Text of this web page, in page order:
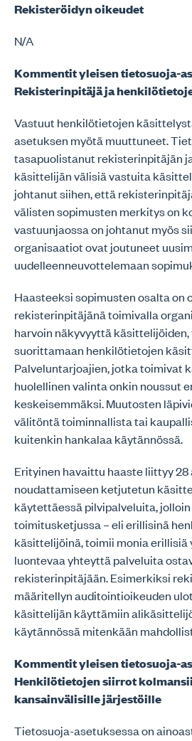
Rekisteröidyn oikeudet
N/A
Kommentit yleisen tietosuoja-
Rekisterinpitäjä ja
Vastuut henkilötietojen
asetuksen myötä muuttuneet.
tasapuolistanut rekisterinpitäjän
käsittelijän välisiä vastuita
johtanut siihen, että
välisten sopimusten merkitys on
vastuunjaossa on johtanut myös
organisaatiot ovat joutuneet
uudelleenneuvottelemaan
Haasteeksi sopimusten osalta on
rekisterinpitäjänä toimivalla
harvoin näkyvyyttä
suorittamaan henkilötietojen
Palveluntarjoajien, jotka toimivat
huolellinen valinta onkin noussut
keskeisemmäksi. Muutosten
välitöntä toiminnallista tai
kuitenkin hankalaa käytännössä.
Erityinen havaittu haaste liittyy
noudattamiseen ketjutetun
käytettäessä pilvipalveluita,
toimitusketjussa – eli erillisinä
käsittelijöinä, toimii monia erillisiä
luontevaa yhteyttä palveluita
rekisterinpitäjään. Esimerkiksi
määritellyn auditointioikeuden
käsittelijän käyttämiin
käytännössä mitenkään
Kommentit yleisen tietosuoja-
Henkilötietojen siirrot
kansainvälisille järjestöille
Tietosuoja-asetuksessa on